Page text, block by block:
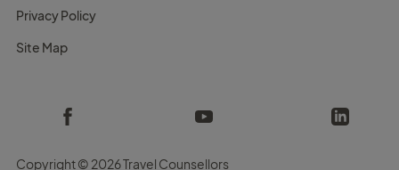
Privacy Policy
Site Map
Copyright © 2026 Travel Counsellors